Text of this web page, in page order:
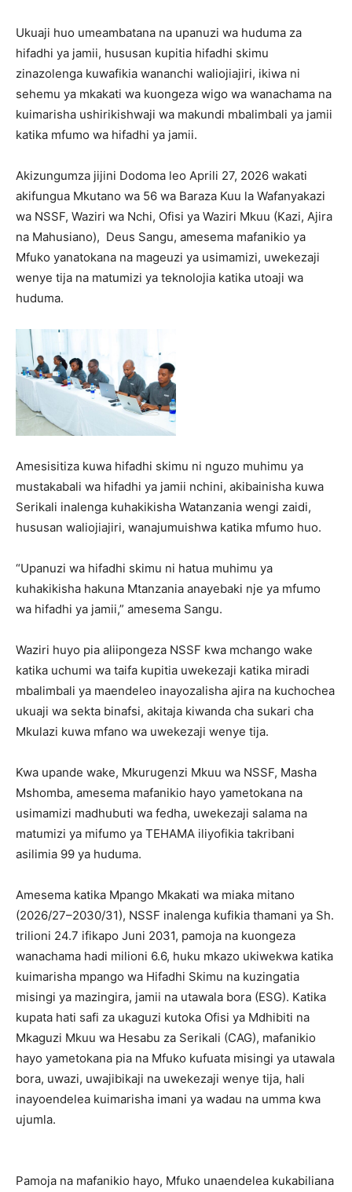
Ukuaji huo umeambatana na upanuzi wa huduma za
hifadhi ya jamii, hususan kupitia hifadhi skimu
zinazolenga kuwafikia wananchi waliojiajiri, ikiwa ni
sehemu ya mkakati wa kuongeza wigo wa wanachama na
kuimarisha ushirikishwaji wa makundi mbalimbali ya jamii
katika mfumo wa hifadhi ya jamii.
Akizungumza jijini Dodoma leo Aprili 27, 2026 wakati
akifungua Mkutano wa 56 wa Baraza Kuu la Wafanyakazi
wa NSSF, Waziri wa Nchi, Ofisi ya Waziri Mkuu (Kazi, Ajira
na Mahusiano), Deus Sangu, amesema mafanikio ya
Mfuko yanatokana na mageuzi ya usimamizi, uwekezaji
wenye tija na matumizi ya teknolojia katika utoaji wa
huduma.
Amesisitiza kuwa hifadhi skimu ni nguzo muhimu ya
mustakabali wa hifadhi ya jamii nchini, akibainisha kuwa
Serikali inalenga kuhakikisha Watanzania wengi zaidi,
hususan waliojiajiri, wanajumuishwa katika mfumo huo.
“Upanuzi wa hifadhi skimu ni hatua muhimu ya
kuhakikisha hakuna Mtanzania anayebaki nje ya mfumo
wa hifadhi ya jamii,” amesema Sangu.
Waziri huyo pia aliipongeza NSSF kwa mchango wake
katika uchumi wa taifa kupitia uwekezaji katika miradi
mbalimbali ya maendeleo inayozalisha ajira na kuchochea
ukuaji wa sekta binafsi, akitaja kiwanda cha sukari cha
Mkulazi kuwa mfano wa uwekezaji wenye tija.
Kwa upande wake, Mkurugenzi Mkuu wa NSSF, Masha
Mshomba, amesema mafanikio hayo yametokana na
usimamizi madhubuti wa fedha, uwekezaji salama na
matumizi ya mifumo ya TEHAMA iliyofikia takribani
asilimia 99 ya huduma.
Amesema katika Mpango Mkakati wa miaka mitano
(2026/27–2030/31), NSSF inalenga kufikia thamani ya Sh.
trilioni 24.7 ifikapo Juni 2031, pamoja na kuongeza
wanachama hadi milioni 6.6, huku mkazo ukiwekwa katika
kuimarisha mpango wa Hifadhi Skimu na kuzingatia
misingi ya mazingira, jamii na utawala bora (ESG). Katika
kupata hati safi za ukaguzi kutoka Ofisi ya Mdhibiti na
Mkaguzi Mkuu wa Hesabu za Serikali (CAG), mafanikio
hayo yametokana pia na Mfuko kufuata misingi ya utawala
bora, uwazi, uwajibikaji na uwekezaji wenye tija, hali
inayoendelea kuimarisha imani ya wadau na umma kwa
ujumla.
Pamoja na mafanikio hayo, Mfuko unaendelea kukabiliana